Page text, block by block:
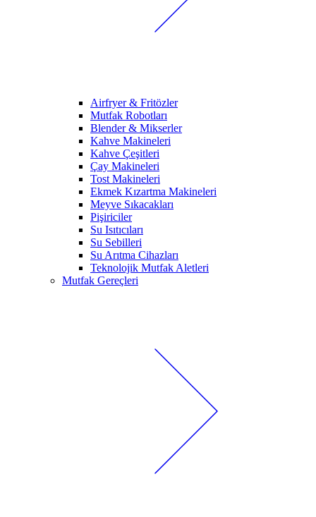
Airfryer & Fritözler
Mutfak Robotları
Blender & Mikserler
Kahve Makineleri
Kahve Çeşitleri
Çay Makineleri
Tost Makineleri
Ekmek Kızartma Makineleri
Meyve Sıkacakları
Pişiriciler
Su Isıtıcıları
Su Sebilleri
Su Arıtma Cihazları
Teknolojik Mutfak Aletleri
Mutfak Gereçleri